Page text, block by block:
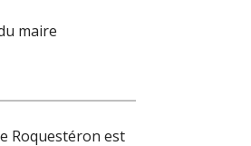
maire
Roquestéron est